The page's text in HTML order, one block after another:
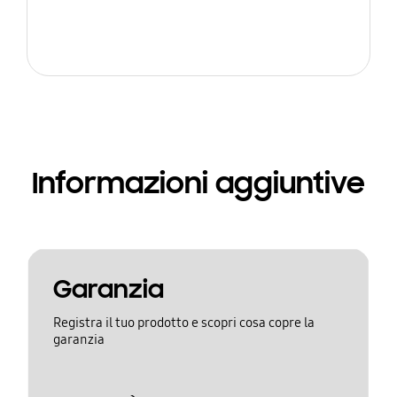
Informazioni aggiuntive
Garanzia
Registra il tuo prodotto e scopri cosa copre la
garanzia